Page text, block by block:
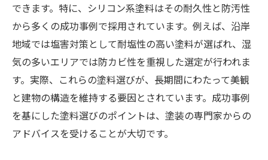
できます。特に、シリコン系塗料はその耐久性と防汚性
から多くの成功事例で採用されています。例えば、沿岸
地域では塩害対策として耐塩性の高い塗料が選ばれ、湿
気の多いエリアでは防カビ性を重視した選定が行われま
す。実際、これらの塗料選びが、長期間にわたって美観
と建物の構造を維持する要因とされています。成功事例
を基にした塗料選びのポイントは、塗装の専門家からの
アドバイスを受けることが大切です。